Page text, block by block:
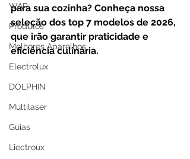
WAP
Produtos
Melhores Aparelhos
Electrolux
DOLPHIN
Multilaser
Guias
Liectroux
para sua cozinha? Conheça nossa
seleção dos top 7 modelos de 2026,
que irão garantir praticidade e
eficiência culinária.